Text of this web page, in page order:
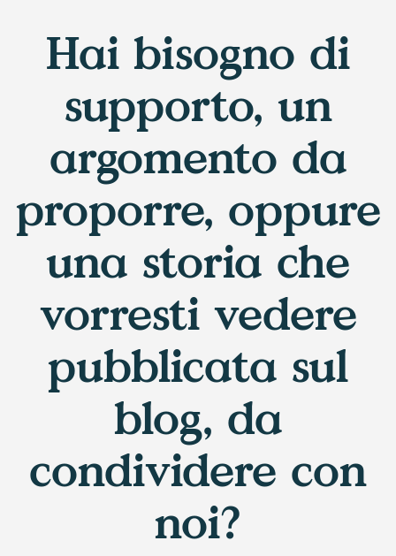
Hai bisogno di
supporto, un
argomento da
proporre, oppure
una storia che
vorresti vedere
pubblicata sul
blog, da
condividere con
noi?